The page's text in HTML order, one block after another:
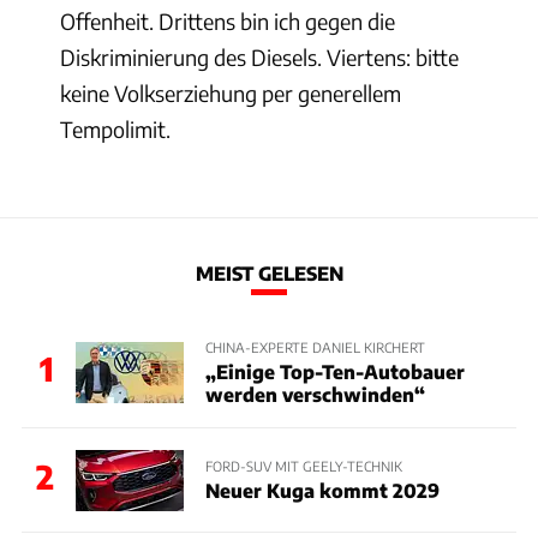
Offenheit. Drittens bin ich gegen die
Diskriminierung des Diesels. Viertens: bitte
keine Volkserziehung per generellem
Tempolimit.
MEIST GELESEN
1
CHINA-EXPERTE DANIEL KIRCHERT
„Einige Top-Ten-Autobauer
werden verschwinden“
2 FORD-SUV MIT GEELY-TECHNIK
Neuer Kuga kommt 2029